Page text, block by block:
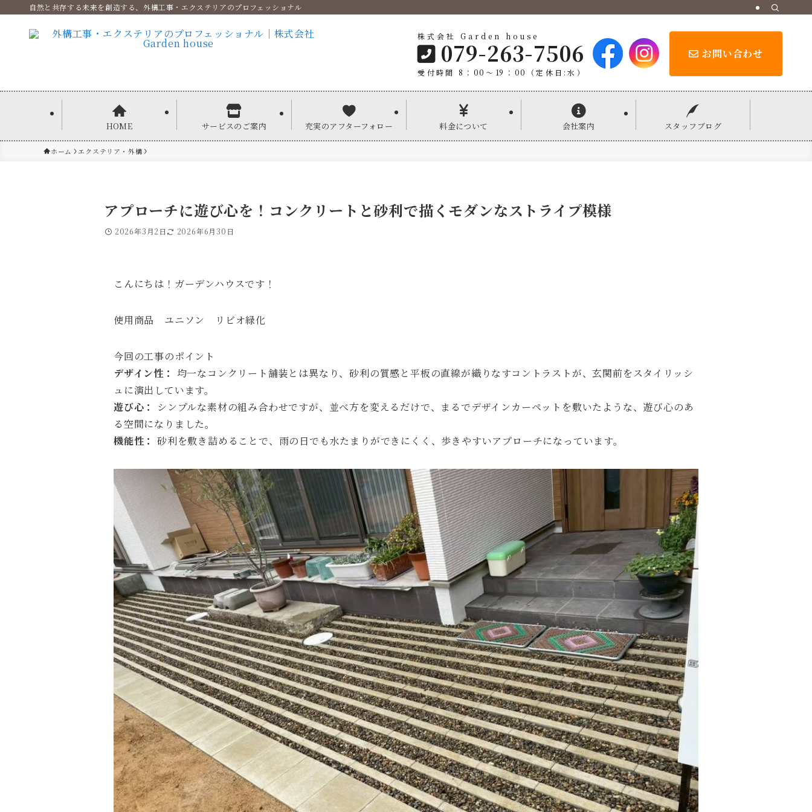
自然と共存する未来を創造する、外構工事・エクステリアのプロフェッショナル
株式会社 Garden house
079-263-7506
受付時間 8：00〜19：00（定休日:水）
お問い合わせ
HOME サービスのご案内 充実のアフターフォロー 料金について 会社案内 スタッフブログ
ホーム エクステリア・外構
アプローチに遊び心を！コンクリートと砂利で描くモダンなストライプ模様
2026年3月2日 2026年6月30日
こんにちは！ガーデンハウスです！
使用商品 ユニソン リビオ緑化
今回の工事のポイント
デザイン性： 均一なコンクリート舗装とは異なり、砂利の質感と平板の直線が織りなすコントラストが、玄関前をスタイリッシ
ュに演出しています。
遊び心：
シンプルな素材の組み合わせですが、並べ方を変えるだけで、まるでデザインカーペットを敷いたような、遊び心のあ
る空間になりました。
機能性： 砂利を敷き詰めることで、雨の日でも水たまりができにくく、歩きやすいアプローチになっています。